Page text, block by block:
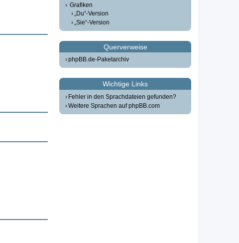
Grafiken
„Du“-Version
„Sie“-Version
Querverweise
phpBB.de-Paketarchiv
Wichtige Links
Fehler in den Sprachdateien gefunden?
Weitere Sprachen auf phpBB.com